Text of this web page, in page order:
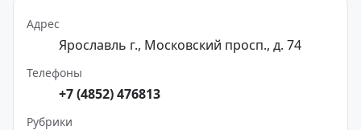
Адрес
Ярославль г., Московский просп., д. 74
Телефоны
+7 (4852) 476813
Рубрики